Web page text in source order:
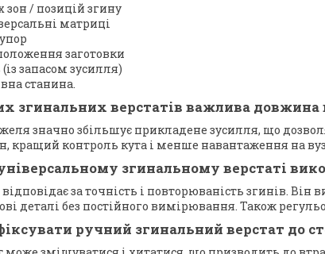
зон / позицій згину
матриці
заготовки
запасом зусилля)
станина.
згинальних верстатів важлива довжина
значно збільшує прикладене зусилля, що
кращий контроль кута і менше навантаження на
згинальному верстаті
за точність і повторюваність згинів.
деталі без постійного вимірювання. Також
ручний згинальний верстат до